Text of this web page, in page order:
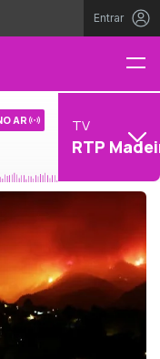
Entrar
AR TV
RTP